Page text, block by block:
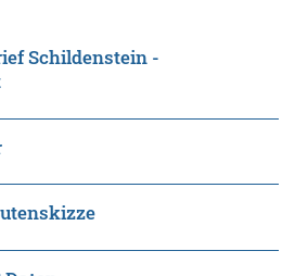
Schildenstein -